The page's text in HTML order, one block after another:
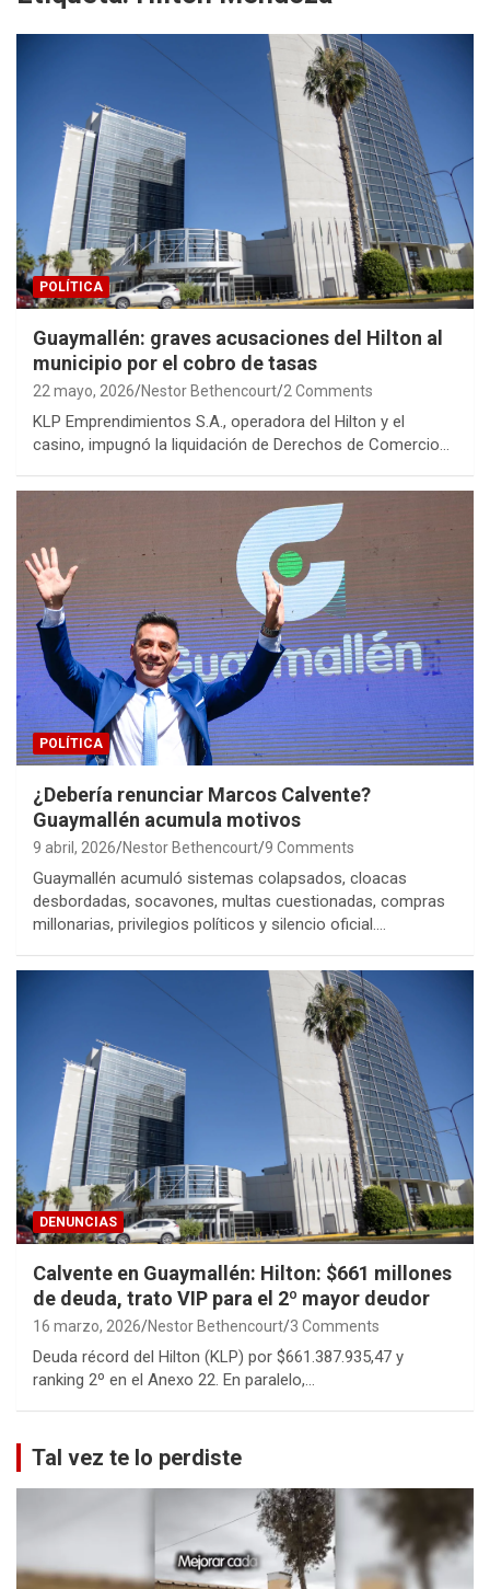
POLÍTICA
Guaymallén: graves acusaciones del Hilton al
municipio por el cobro de tasas
22 mayo, 2026 Nestor Bethencourt 2 Comments
KLP Emprendimientos S.A., operadora del Hilton y el
casino, impugnó la liquidación de Derechos de Comercio…
POLÍTICA
¿Debería renunciar Marcos Calvente?
Guaymallén acumula motivos
9 abril, 2026 Nestor Bethencourt 9 Comments
Guaymallén acumuló sistemas colapsados, cloacas
desbordadas, socavones, multas cuestionadas, compras
millonarias, privilegios políticos y silencio oficial.…
DENUNCIAS
Calvente en Guaymallén: Hilton: $661 millones
de deuda, trato VIP para el 2º mayor deudor
16 marzo, 2026 Nestor Bethencourt 3 Comments
Deuda récord del Hilton (KLP) por $661.387.935,47 y
ranking 2º en el Anexo 22. En paralelo,…
Tal vez te lo perdiste